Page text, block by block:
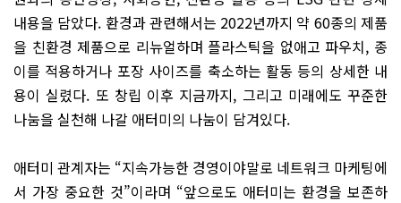
내용을 담았다. 환경과 관련해서는 2022년까지 약 60종의 제품
을 친환경 제품으로 리뉴얼하며 플라스틱을 없애고 파우치, 종
이를 적용하거나 포장 사이즈를 축소하는 활동 등의 상세한 내
용이 실렸다. 또 창립 이후 지금까지, 그리고 미래에도 꾸준한
나눔을 실천해 나갈 애터미의 나눔이 담겨있다.
애터미 관계자는 “지속가능한 경영이야말로 네트워크 마케팅에
서 가장 중요한 것”이라며 “앞으로도 애터미는 환경을 보존하